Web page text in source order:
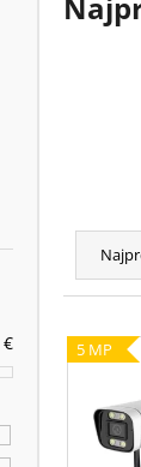
€
R
d
n
V
ý5 MP